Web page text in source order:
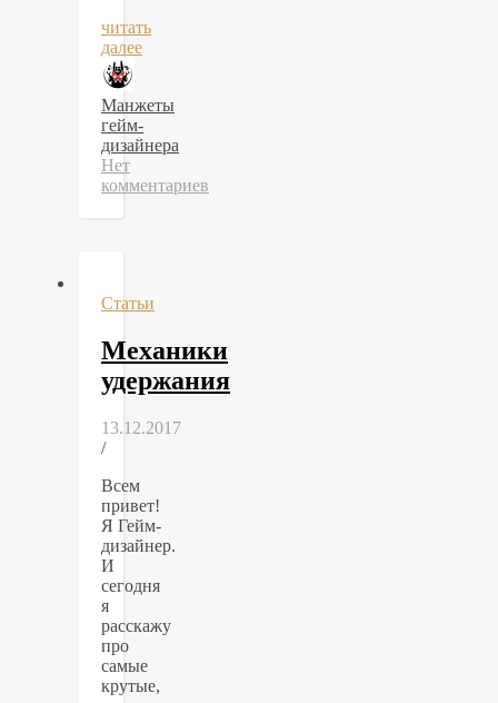
читать
далее
Манжеты
гейм-
дизайнера
Нет
комментариев
Статьи
Механики
удержания
13.12.2017
/
Всем
привет!
Я Гейм-
дизайнер.
И
сегодня
я
расскажу
про
самые
крутые,